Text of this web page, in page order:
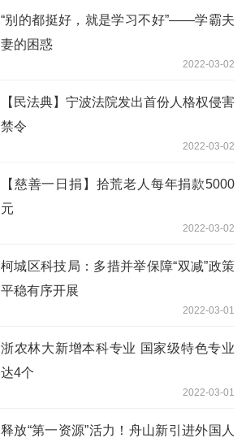
“别的都挺好，就是学习不好”——学霸夫
妻的困惑
2022-03-02
【民法典】宁波法院发出首份人格权侵害
禁令
2022-03-02
【慈善一日捐】拾荒老人每年捐款5000
元
2022-03-02
柯城区科技局：多措并举保障“双减”政策
平稳有序开展
2022-03-01
浙农林大新增本科专业 国家级特色专业
达4个
2022-03-01
释放“第一资源”活力！舟山新引进外国人